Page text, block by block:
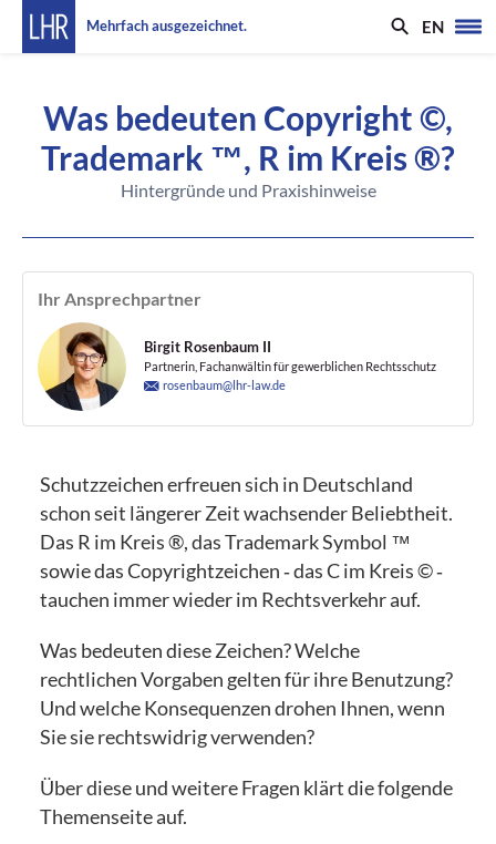
Mehrfach ausgezeichnet. EN
Was bedeuten Copyright ©,
Trademark ™, R im Kreis ®?
Hintergründe und Praxishinweise
Ihr Ansprechpartner
Birgit Rosenbaum II
Partnerin, Fachanwältin für gewerblichen Rechtsschutz
rosenbaum@lhr-law.de
Schutzzeichen erfreuen sich in Deutschland
schon seit längerer Zeit wachsender Beliebtheit.
Das R im Kreis ®, das Trademark Symbol ™
sowie das Copyrightzeichen ‑ das C im Kreis © ‑
tauchen immer wieder im Rechtsverkehr auf.
Was bedeuten diese Zeichen? Welche
rechtlichen Vorgaben gelten für ihre Benutzung?
Und welche Konsequenzen drohen Ihnen, wenn
Sie sie rechtswidrig verwenden?
Über diese und weitere Fragen klärt die folgende
Themenseite auf.